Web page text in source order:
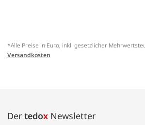
*Alle Preise in Euro, inkl. gesetzlicher
Versandkosten
Der tedox Newsletter